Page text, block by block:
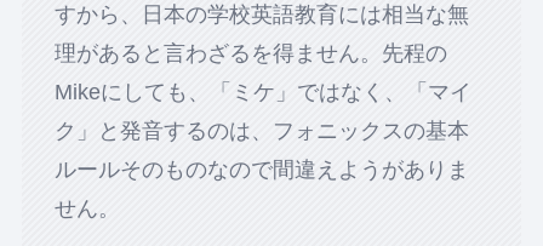
すから、日本の学校英語教育には相当な無
理があると言わざるを得ません。先程の
Mikeにしても、「ミケ」ではなく、「マイ
ク」と発音するのは、フォニックスの基本
ルールそのものなので間違えようがありま
せん。